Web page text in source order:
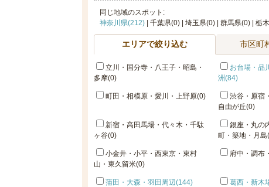
同じ地域のスポット:
神奈川県(212)| 千葉県(0) | 埼玉県(0) | 群馬県(0) | 栃
エリアで絞り込む 市区町
立川・国分寺・八王子・昭島・
多摩(0)
お台場・品
洲(84)
町田・相模原・愛川・上野原(0)
渋谷・原宿
自由が丘(0)
新宿・高田馬場・代々木・千駄
ヶ谷(0)
銀座・丸の
町・築地・月島
小金井・小平・西東京・東村
山・東久留米(0)
府中・調布
蒲田・大森・羽田周辺(144)
葛西・新木